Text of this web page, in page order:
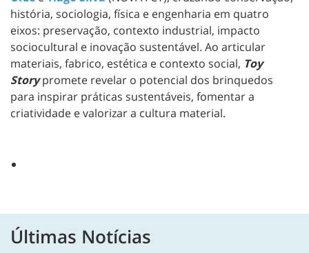
história, sociologia, física e engenharia em quatro
eixos: preservação, contexto industrial, impacto
sociocultural e inovação sustentável. Ao articular
materiais, fabrico, estética e contexto social, Toy
Storypromete revelar o potencial dos brinquedos
para inspirar práticas sustentáveis, fomentar a
criatividade e valorizar a cultura material.
Últimas Notícias